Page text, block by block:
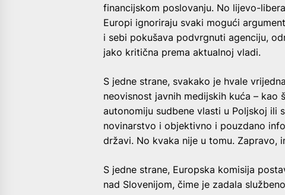
financijskom poslovanju. No lijevo-
Europi ignoriraju svaki mogući
i sebi pokušava podvrgnuti agenciju,
jako kritična prema aktualnoj vladi.
S jedne strane, svakako je hvale
neovisnost javnih medijskih kuća –
autonomiju sudbene vlasti u Poljskoj ili
novinarstvo i objektivno i pouzdano
državi. No kvaka nije u tomu. Zapravo,
S jedne strane, Europska komisija
nad Slovenijom, čime je zadala